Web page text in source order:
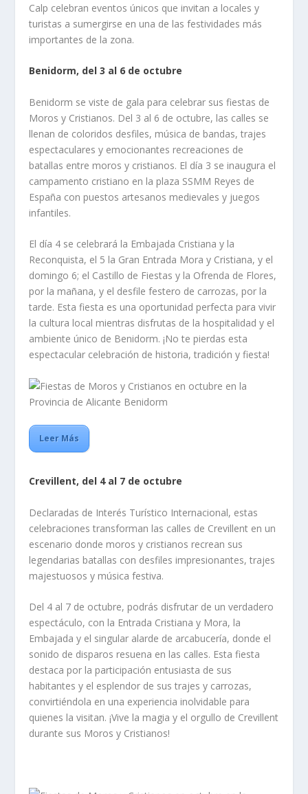
Calp celebran eventos únicos que invitan a locales y
turistas a sumergirse en una de las festividades más
importantes de la zona.
Benidorm, del 3 al 6 de octubre
Benidorm se viste de gala para celebrar sus fiestas de
Moros y Cristianos. Del 3 al 6 de octubre, las calles se
llenan de coloridos desfiles, música de bandas, trajes
espectaculares y emocionantes recreaciones de
batallas entre moros y cristianos. El día 3 se inaugura el
campamento cristiano en la plaza SSMM Reyes de
España con puestos artesanos medievales y juegos
infantiles.
El día 4 se celebrará la Embajada Cristiana y la
Reconquista, el 5 la Gran Entrada Mora y Cristiana, y el
domingo 6; el Castillo de Fiestas y la Ofrenda de Flores,
por la mañana, y el desfile festero de carrozas, por la
tarde. Esta fiesta es una oportunidad perfecta para vivir
la cultura local mientras disfrutas de la hospitalidad y el
ambiente único de Benidorm. ¡No te pierdas esta
espectacular celebración de historia, tradición y fiesta!
Leer Más
Crevillent, del 4 al 7 de octubre
Declaradas de Interés Turístico Internacional, estas
celebraciones transforman las calles de Crevillent en un
escenario donde moros y cristianos recrean sus
legendarias batallas con desfiles impresionantes, trajes
majestuosos y música festiva.
Del 4 al 7 de octubre, podrás disfrutar de un verdadero
espectáculo, con la Entrada Cristiana y Mora, la
Embajada y el singular alarde de arcabucería, donde el
sonido de disparos resuena en las calles. Esta fiesta
destaca por la participación entusiasta de sus
habitantes y el esplendor de sus trajes y carrozas,
convirtiéndola en una experiencia inolvidable para
quienes la visitan. ¡Vive la magia y el orgullo de Crevillent
durante sus Moros y Cristianos!